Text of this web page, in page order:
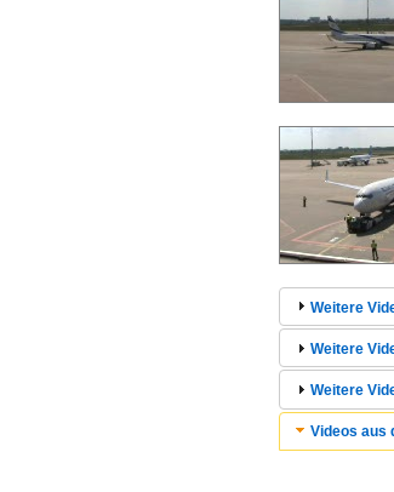
Weitere
Weitere
Weitere
Videos aus